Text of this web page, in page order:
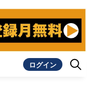
ログイン